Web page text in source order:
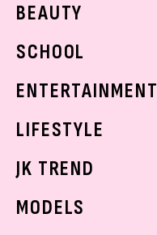
着回し
BEAUTY
ベストコスメ
ボディケア
SCHOOL
学校ヘアメイク
ENTERTAINMENT
K-POP
LIFESTYLE
モデルの購入品
JK TREND
MODELS